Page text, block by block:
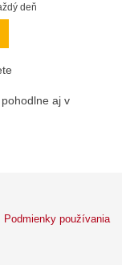
deň
aj v
Podmienky používania